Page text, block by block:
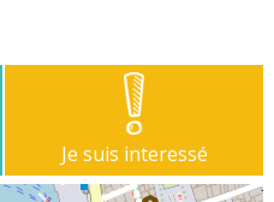
Je suis interessé